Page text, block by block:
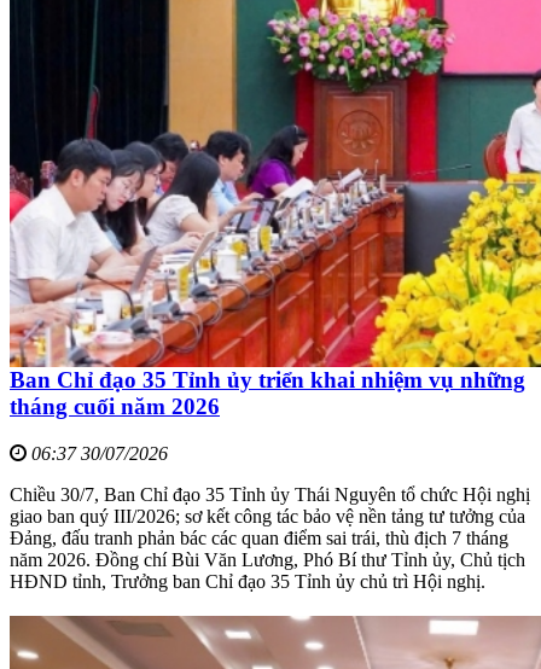
Ban Chỉ đạo 35 Tỉnh ủy triển khai nhiệm vụ những
tháng cuối năm 2026
06:37 30/07/2026
Chiều 30/7, Ban Chỉ đạo 35 Tỉnh ủy Thái Nguyên tổ chức Hội nghị
giao ban quý III/2026; sơ kết công tác bảo vệ nền tảng tư tưởng của
Đảng, đấu tranh phản bác các quan điểm sai trái, thù địch 7 tháng
năm 2026. Đồng chí Bùi Văn Lương, Phó Bí thư Tỉnh ủy, Chủ tịch
HĐND tỉnh, Trưởng ban Chỉ đạo 35 Tỉnh ủy chủ trì Hội nghị.